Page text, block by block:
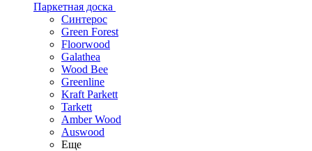
Паркетная доска
Синтерос
Green Forest
Floorwood
Galathea
Wood Bee
Greenline
Kraft Parkett
Tarkett
Amber Wood
Auswood
Еще